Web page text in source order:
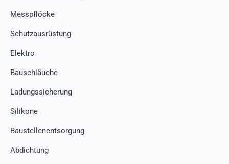
Messpflöcke
Schutzausrüstung
Elektro
Bauschläuche
Ladungssicherung
Silikone
Baustellenentsorgung
Abdichtung